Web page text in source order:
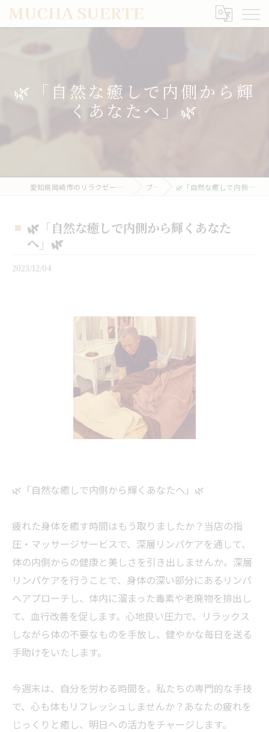
🌿「自然な癒しで内側から輝
くあなたへ」🌿
愛知県岡崎市のリラクゼーションならMUCHA SUERTE ブログ 🌿「自然な癒しで内側から輝くあなたへ」🌿
🌿「自然な癒しで内側から輝くあなた
へ」🌿
2023/12/04
🌿「自然な癒しで内側から輝くあなたへ」🌿
疲れた身体を癒す時間はもう取りましたか？当店の指
圧・マッサージサービスで、深層リンパケアを通して、
体の内側からの健康と美しさを引き出しませんか。深層
リンパケアを行うことで、身体の深い部分にあるリンパ
へアプローチし、体内に溜まった毒素や老廃物を排出し
て、血行改善を促します。心地良い圧力で、リラックス
しながら体の不要なものを手放し、健やかな毎日を送る
手助けをいたします。
今週末は、自分を労わる時間を。私たちの専門的な手技
で、心も体もリフレッシュしませんか？あなたの疲れを
じっくりと癒し、明日への活力をチャージします。